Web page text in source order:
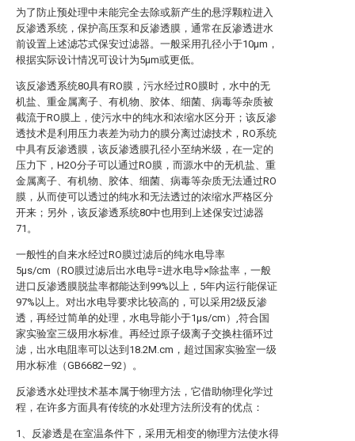
为了防止预处理中未能完全去除或新产生的悬浮颗粒进入
反渗透系统，保护高压泵和反渗透膜，通常在反渗透进水
前设置上述滤芯式保安过滤器。一般采用孔径小于10μm，
根据实际设计情况可设计为5μm或更低。
该反渗透系统80具有RO膜，污水经过RO膜时，水中的无
机盐、重金属离子、有机物、胶体、细菌、病毒等杂质被
截流于RO膜上，使污水中的纯水和浓缩水区分开；该反渗
透技术是利用压力表差为动力的膜分离过滤技术，RO系统
中具有反渗透膜，该反渗透膜孔径小至纳米级，在一定的
压力下，H2O分子可以通过RO膜，而源水中的无机盐、重
金属离子、有机物、胶体、细菌、病毒等杂质无法通过RO
膜，从而使可以透过的纯水和无法透过的浓缩水严格区分
开来；另外，该反渗透系统80中也用到上述保安过滤器
71。
一般性的自来水经过RO膜过滤后的纯水电导率
5μs/cm（RO膜过滤后出水电导=进水电导×除盐率，一般
进口反渗透膜脱盐率都能达到99%以上，5年内运行能保证
97%以上。对出水电导要求比较高的，可以采用2级反渗
透，再经过简单的处理，水电导能小于1μs/cm）,符合国
家实验室三级用水标准。再经过原子级离子交换柱循环过
滤，出水电阻率可以达到18.2M.cm，超过国家实验室一级
用水标准（GB6682—92）。
反渗透水处理技术基本属于物理方法，它借助物理化学过
程，在许多方面具有传统的水处理方法所没有的优点：
1、反渗透是在室温条件下，采用无相变的物理方法使水得